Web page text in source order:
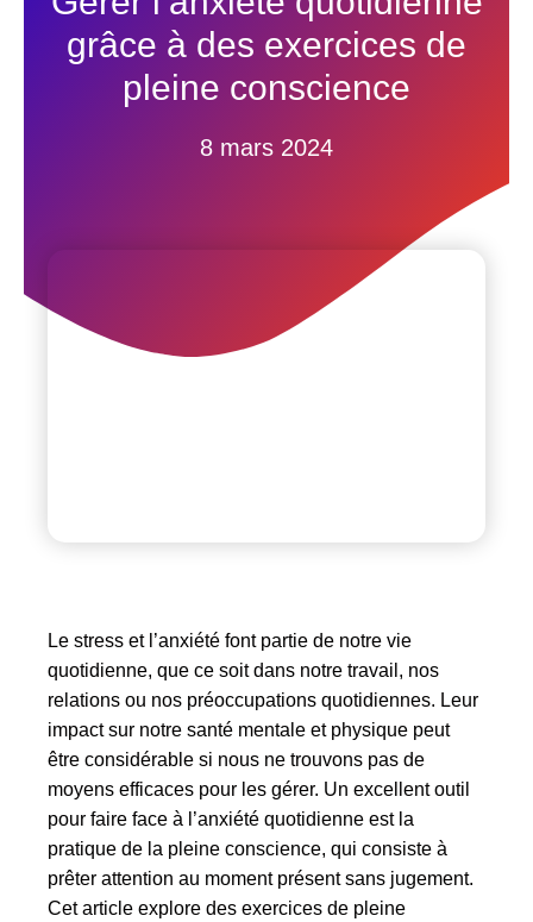
grâce à des exercices de
pleine conscience
8 mars 2024
Le stress et l’anxiété font partie de notre vie
quotidienne, que ce soit dans notre travail, nos
relations ou nos préoccupations quotidiennes. Leur
impact sur notre santé mentale et physique peut
être considérable si nous ne trouvons pas de
moyens efficaces pour les gérer. Un excellent outil
pour faire face à l’anxiété quotidienne est la
pratique de la pleine conscience, qui consiste à
prêter attention au moment présent sans jugement.
Cet article explore des exercices de pleine